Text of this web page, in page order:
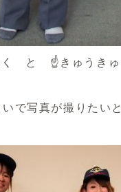
く と ☝きゅうきゅ
で写真が撮りたい